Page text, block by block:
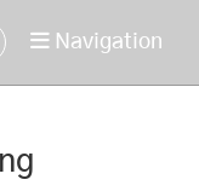
Navigation